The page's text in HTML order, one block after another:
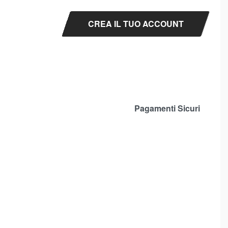
CREA IL TUO ACCOUNT
Pagamenti Sicuri